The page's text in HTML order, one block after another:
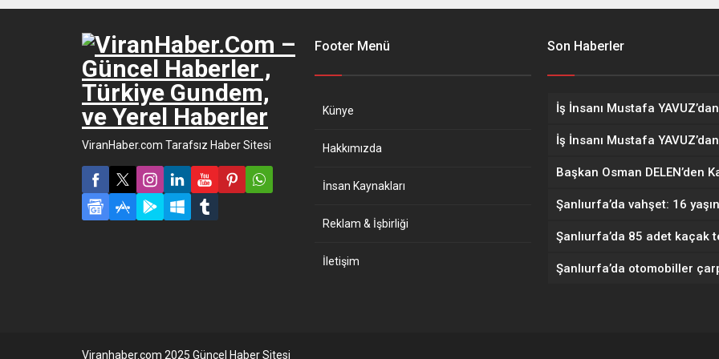
ViranHaber.com Tarafsız Haber Sitesi
Footer Menü
Künye
Hakkımızda
İnsan Kaynakları
Reklam & İşbirliği
İletişim
Son Haberler
Viranhaber.com 2025 Güncel Haber Sitesi